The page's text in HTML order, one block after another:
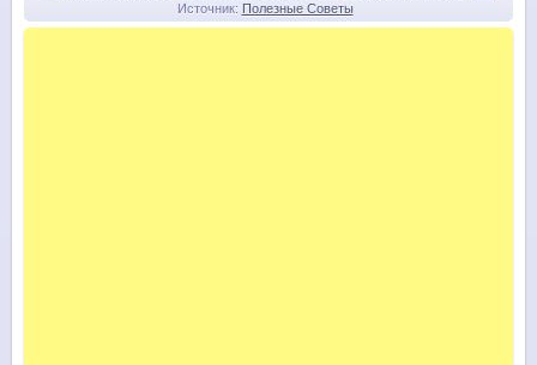
Источник: Полезные Советы